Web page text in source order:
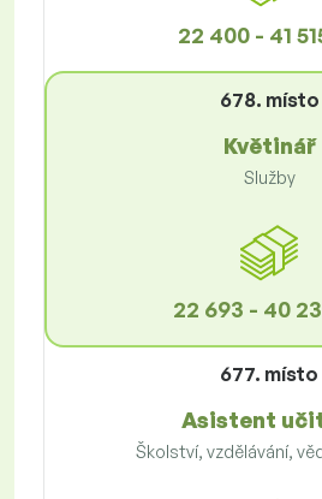
22 400 - 41
678. místo
Květinář
Služby
22 693 - 40
677. místo
Asistent
Školství, vzdělávání,